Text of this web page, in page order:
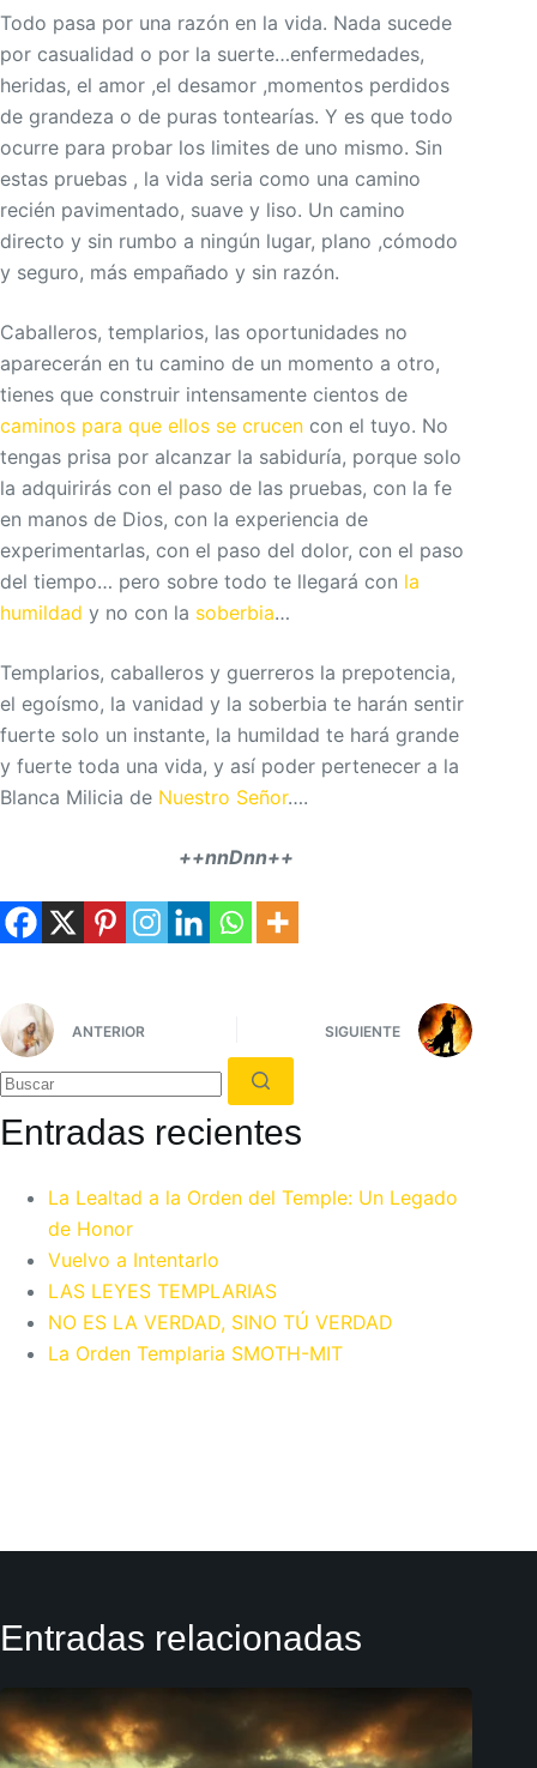
Todo pasa por una razón en la vida. Nada sucede
por casualidad o por la suerte…enfermedades,
heridas, el amor ,el desamor ,momentos perdidos
de grandeza o de puras tontearías. Y es que todo
ocurre para probar los limites de uno mismo. Sin
estas pruebas , la vida seria como una camino
recién pavimentado, suave y liso. Un camino
directo y sin rumbo a ningún lugar, plano ,cómodo
y seguro, más empañado y sin razón.
Caballeros, templarios, las oportunidades no
aparecerán en tu camino de un momento a otro,
tienes que construir intensamente cientos de
caminos para que ellos se crucen con el tuyo. No
tengas prisa por alcanzar la sabiduría, porque solo
la adquirirás con el paso de las pruebas, con la fe
en manos de Dios, con la experiencia de
experimentarlas, con el paso del dolor, con el paso
del tiempo… pero sobre todo te llegará con la
humildad y no con la soberbia…
Templarios, caballeros y guerreros la prepotencia,
el egoísmo, la vanidad y la soberbia te harán sentir
fuerte solo un instante, la humildad te hará grande
y fuerte toda una vida, y así poder pertenecer a la
Blanca Milicia de Nuestro Señor….
++nnDnn++
ANTERIOR SIGUIENTE
Sin
resultados
Entradas recientes
La Lealtad a la Orden del Temple: Un Legado
de Honor
Vuelvo a Intentarlo
LAS LEYES TEMPLARIAS
NO ES LA VERDAD, SINO TÚ VERDAD
La Orden Templaria SMOTH-MIT
Entradas relacionadas